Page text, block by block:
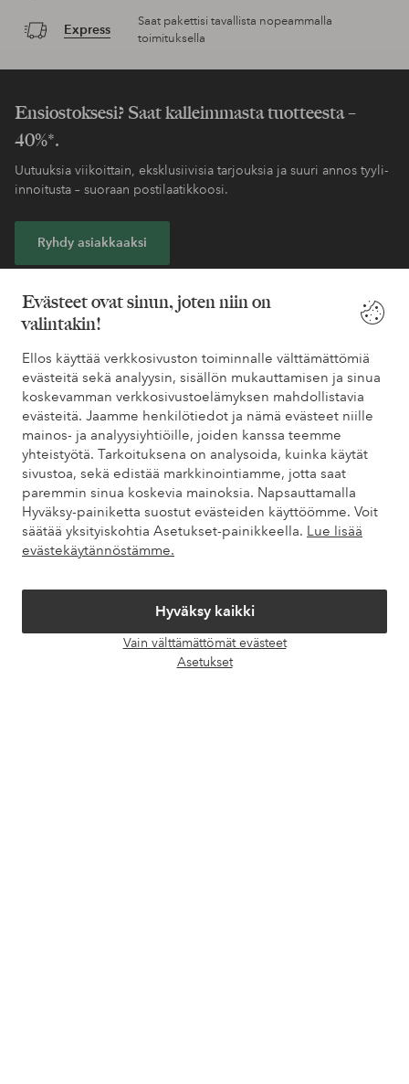
Evästeet ovat sinun, joten niin on
valintakin!
Ellos käyttää verkkosivuston toiminnalle välttämättömiä
evästeitä sekä analyysin, sisällön mukauttamisen ja sinua
koskevamman verkkosivustoelämyksen mahdollistavia
evästeitä. Jaamme henkilötiedot ja nämä evästeet niille
mainos- ja analyysiyhtiöille, joiden kanssa teemme
yhteistyötä. Tarkoituksena on analysoida, kuinka käytät
sivustoa, sekä edistää markkinointiamme, jotta saat
paremmin sinua koskevia mainoksia. Napsauttamalla
Hyväksy-painiketta suostut evästeiden käyttöömme. Voit
säätää yksityiskohtia Asetukset-painikkeella. Lue lisää
evästekäytännöstämme.
Hyväksy kaikki
Vain välttämättömät evästeet
Asetukset
Express
Saat pakettisi tavallista nopeammalla
toimituksella
Ensiostoksesi? Saat kalleimmasta tuotteesta –
40%*.
Uutuuksia viikoittain, eksklusiivisia tarjouksia ja suuri annos tyyli-
innoitusta – suoraan postilaatikkoosi.
Ryhdy asiakkaaksi
Tarvitsetko apua?
Löydät vastaukset useimmin kysyttyihin kysymyksiin usein
kysytyistä kysymyksistä. Löydät myös tietoa siitä, miten voit ottaa
meihin yhteyttä.
Asiakaspalvelu Tilaukset Maksutavat
Omat sivut
Tietoa Elloksesta